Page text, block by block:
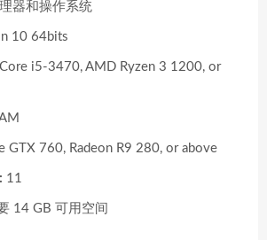
器和操作系统
10 64bits
i5-3470, AMD Ryzen 3 1200, or
GTX 760, Radeon R9 280, or above
11
14 GB 可用空间